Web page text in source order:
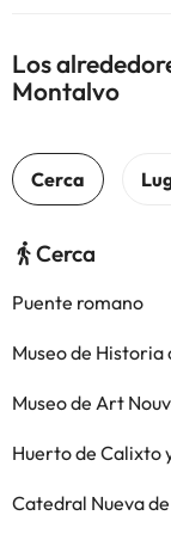
Los
Montalvo
Cerca
Puente romano
Museo de
Museo de Art
Huerto de Calixto
Catedral Nueva